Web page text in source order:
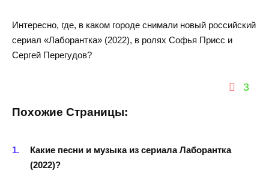
Интересно, где, в каком городе снимали новый российский
сериал «Лаборантка» (2022), в ролях Софья Присс и
Сергей Перегудов?
3
Похожие Страницы:
Какие песни и музыка из сериала Лаборантка
(2022)?